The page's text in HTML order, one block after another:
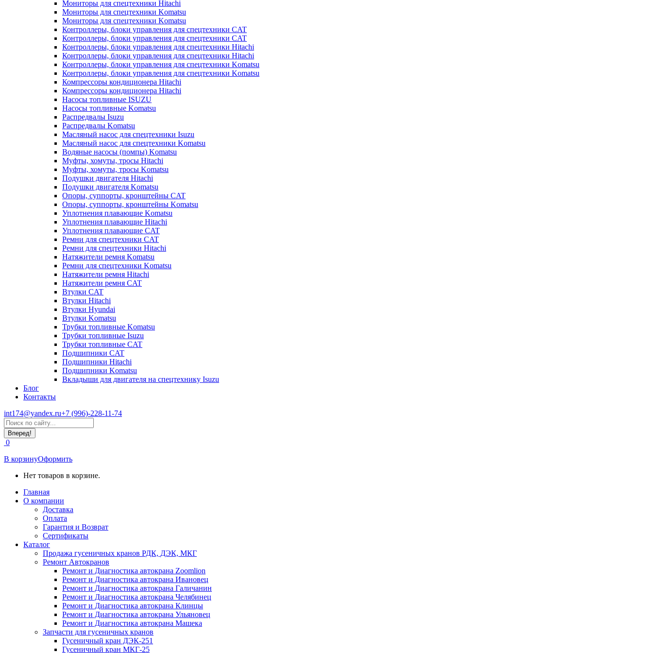
Мониторы для спецтехники Hitachi
Мониторы для спецтехники Komatsu
Мониторы для спецтехники Komatsu
Контроллеры, блоки управления для спецтехники CAT
Контроллеры, блоки управления для спецтехники CAT
Контроллеры, блоки управления для спецтехники Hitachi
Контроллеры, блоки управления для спецтехники Hitachi
Контроллеры, блоки управления для спецтехники Komatsu
Контроллеры, блоки управления для спецтехники Komatsu
Компрессоры кондиционера Hitachi
Компрессоры кондиционера Hitachi
Насосы топливные ISUZU
Насосы топливные Komatsu
Распредвалы Isuzu
Распредвалы Komatsu
Масляный насос для спецтехники Isuzu
Масляный насос для спецтехники Komatsu
Водяные насосы (помпы) Komatsu
Муфты, хомуты, тросы Hitachi
Муфты, хомуты, тросы Komatsu
Подушки двигателя Hitachi
Подушки двигателя Komatsu
Опоры, суппорты, кронштейны CAT
Опоры, суппорты, кронштейны Komatsu
Уплотнения плавающие Komatsu
Уплотнения плавающие Hitachi
Уплотнения плавающие CAT
Ремни для спецтехники CAT
Ремни для спецтехники Hitachi
Натяжители ремня Komatsu
Ремни для спецтехники Komatsu
Натяжители ремня Hitachi
Натяжители ремня CAT
Втулки CAT
Втулки Hitachi
Втулки Hyundai
Втулки Komatsu
Трубки топливные Komatsu
Трубки топливные Isuzu
Трубки топливные CAT
Подшипники CAT
Подшипники Hitachi
Подшипники Komatsu
Вкладыши для двигателя на спецтехнику Isuzu
Блог
Контакты
int174@yandex.ru+7 (996)-228-11-74
Страница
WhatsApp
открывается
в
новом
окне
Поиск:
0
В корзинуОформить
Нет товаров в корзине.
Главная
О компании
Доставка
Оплата
Гарантия и Возврат
Сертификаты
Каталог
Продажа гусеничных кранов РДК, ДЭК, МКГ
Ремонт Автокранов
Ремонт и Диагностика автокрана Zoomlion
Ремонт и Диагностика автокрана Ивановец
Ремонт и Диагностика автокрана Галичанин
Ремонт и Диагностика автокрана Челябинец
Ремонт и Диагностика автокрана Клинцы
Ремонт и Диагностика автокрана Ульяновец
Ремонт и Диагностика автокрана Машека
Запчасти для гусеничных кранов
Гусеничный кран ДЭК-251
Гусеничный кран МКГ-25